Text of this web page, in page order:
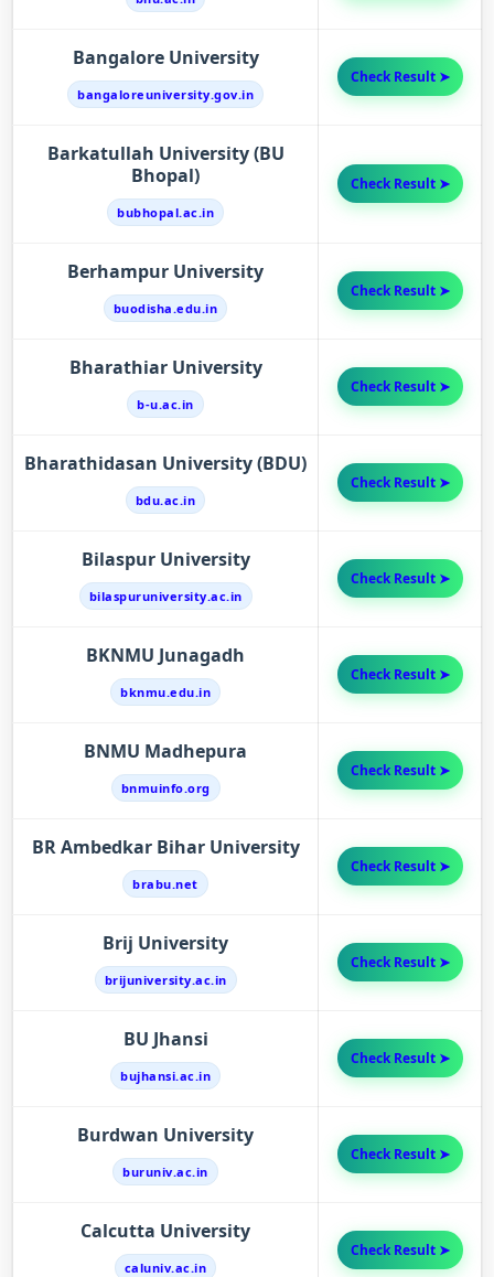
Bangalore University
bangaloreuniversity.gov.in
Check Result ➤
Barkatullah University (BU
Bhopal)
bubhopal.ac.in
Check Result ➤
Berhampur University
buodisha.edu.in
Check Result ➤
Bharathiar University
b-u.ac.in
Check Result ➤
Bharathidasan University (BDU)
bdu.ac.in
Check Result ➤
Bilaspur University
bilaspuruniversity.ac.in
Check Result ➤
BKNMU Junagadh
bknmu.edu.in
Check Result ➤
BNMU Madhepura
bnmuinfo.org
Check Result ➤
BR Ambedkar Bihar University
brabu.net
Check Result ➤
Brij University
brijuniversity.ac.in
Check Result ➤
BU Jhansi
bujhansi.ac.in
Check Result ➤
Burdwan University
buruniv.ac.in
Check Result ➤
Calcutta University
caluniv.ac.in
Check Result ➤